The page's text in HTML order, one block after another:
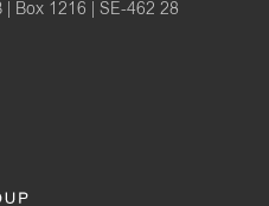
Box 1216 | SE-462 28